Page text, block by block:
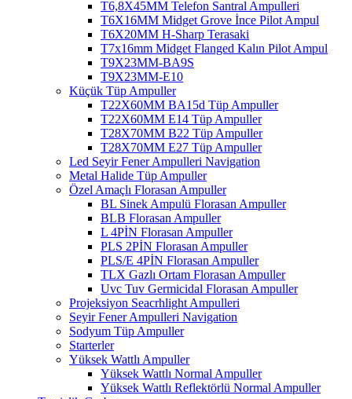
T6,8X45MM Telefon Santral Ampulleri
T6X16MM Midget Grove İnce Pilot Ampul
T6X20MM H-Sharp Terasaki
T7x16mm Midget Flanged Kalın Pilot Ampul
T9X23MM-BA9S
T9X23MM-E10
Küçük Tüp Ampuller
T22X60MM BA15d Tüp Ampuller
T22X60MM E14 Tüp Ampuller
T28X70MM B22 Tüp Ampuller
T28X70MM E27 Tüp Ampuller
Led Seyir Fener Ampulleri Navigation
Metal Halide Tüp Ampuller
Özel Amaçlı Florasan Ampuller
BL Sinek Ampulü Florasan Ampuller
BLB Florasan Ampuller
L 4PİN Florasan Ampuller
PLS 2PİN Florasan Ampuller
PLS/E 4PİN Florasan Ampuller
TLX Gazlı Ortam Florasan Ampuller
Uvc Tuv Germicidal Florasan Ampuller
Projeksiyon Seacrhlight Ampulleri
Seyir Fener Ampulleri Navigation
Sodyum Tüp Ampuller
Starterler
Yüksek Wattlı Ampuller
Yüksek Wattlı Normal Ampuller
Yüksek Wattlı Reflektörlü Normal Ampuller